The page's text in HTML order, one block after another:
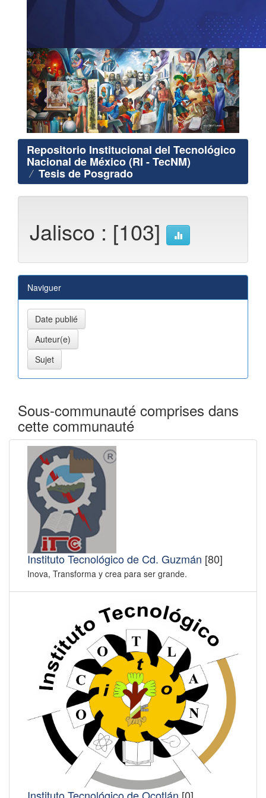
Repositorio Institucional del Tecnológico
Nacional de México (RI - TecNM)
Tesis de Posgrado
Jalisco : [103]
Naviguer
Sous-communauté comprises dans
cette communauté
Instituto Tecnológico de Cd. Guzmán [80]
Inova, Transforma y crea para ser grande.